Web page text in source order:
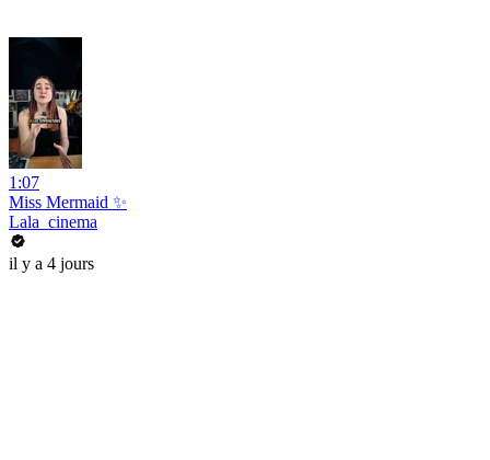
1:07
Miss Mermaid ✨
Lala_cinema
il y a 4 jours